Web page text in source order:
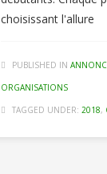
choisissant l'allure
PUBLISHED IN
ORGANISATIONS
TAGGED UNDER: 2018,